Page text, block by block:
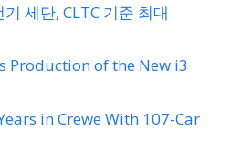
세단, CLTC 기준 최대
Production of the New i3
in Crewe With 107-Car